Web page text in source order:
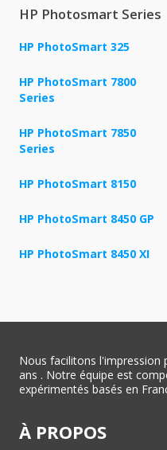
HP Photosmart Series
HP PhotoSmart 325
HP PhotoSmart 7800
Series
HP PhotoSmart 7850
Series
HP PhotoSmart 8150
HP PhotoSmart 8450 GP
HP PhotoSmart 8450 XI
Nous facilitons l'impression
ans . Notre équipe est
expérimentés basés en
À PROPOS